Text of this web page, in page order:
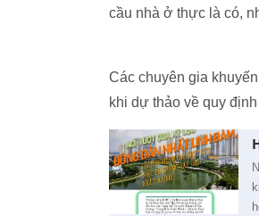
cầu nhà ở thực là có,
Các chuyên gia
khi dự thảo về quy